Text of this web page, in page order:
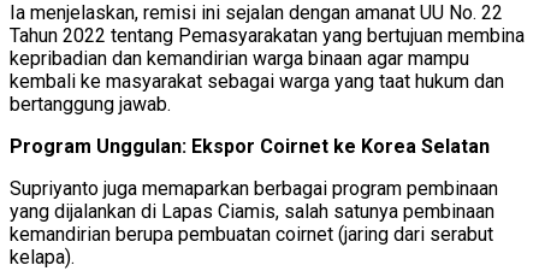
Ia menjelaskan, remisi ini sejalan dengan amanat UU No. 22
Tahun 2022 tentang Pemasyarakatan yang bertujuan membina
kepribadian dan kemandirian warga binaan agar mampu
kembali ke masyarakat sebagai warga yang taat hukum dan
bertanggung jawab.
Program Unggulan: Ekspor Coirnet ke Korea Selatan
Supriyanto juga memaparkan berbagai program pembinaan
yang dijalankan di Lapas Ciamis, salah satunya pembinaan
kemandirian berupa pembuatan coirnet (jaring dari serabut
kelapa).